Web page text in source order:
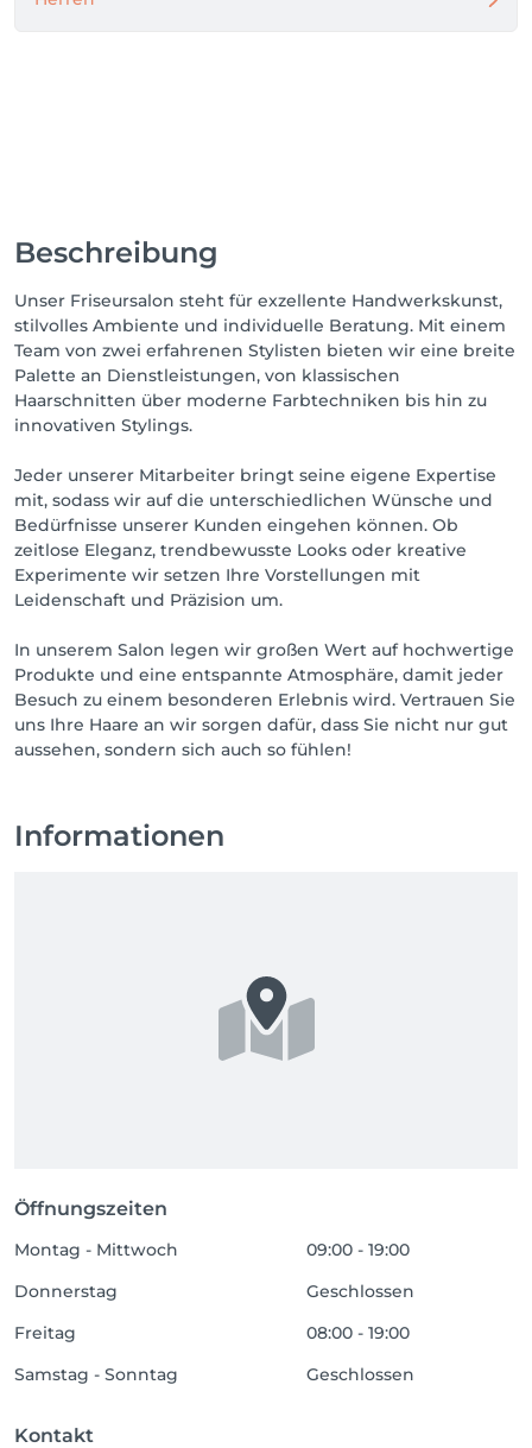
Beschreibung
Unser Friseursalon steht für exzellente Handwerkskunst,
stilvolles Ambiente und individuelle Beratung. Mit einem
Team von zwei erfahrenen Stylisten bieten wir eine breite
Palette an Dienstleistungen, von klassischen
Haarschnitten über moderne Farbtechniken bis hin zu
innovativen Stylings.
Jeder unserer Mitarbeiter bringt seine eigene Expertise
mit, sodass wir auf die unterschiedlichen Wünsche und
Bedürfnisse unserer Kunden eingehen können. Ob
zeitlose Eleganz, trendbewusste Looks oder kreative
Experimente wir setzen Ihre Vorstellungen mit
Leidenschaft und Präzision um.
In unserem Salon legen wir großen Wert auf hochwertige
Produkte und eine entspannte Atmosphäre, damit jeder
Besuch zu einem besonderen Erlebnis wird. Vertrauen Sie
uns Ihre Haare an wir sorgen dafür, dass Sie nicht nur gut
aussehen, sondern sich auch so fühlen!
Informationen
Öffnungszeiten
Montag - Mittwoch
09:00 - 19:00
Donnerstag
Geschlossen
Freitag
08:00 - 19:00
Samstag - Sonntag
Geschlossen
Kontakt